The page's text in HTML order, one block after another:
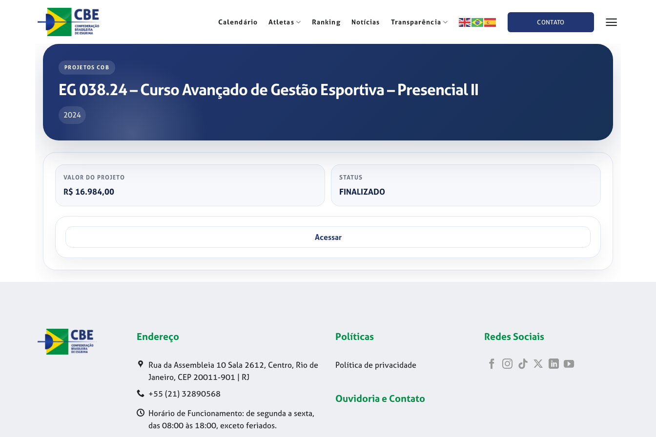
Calendário Atletas Ranking Notícias Transparência CONTATO
PROJETOS COB
EG 038.24 – Curso Avançado de Gestão Esportiva – Presencial II
2024
VALOR DO PROJETO
R$ 16.984,00
STATUS
FINALIZADO
Acessar
Endereço
Rua da Assembleia 10 Sala 2612, Centro, Rio de
Janeiro, CEP 20011-901 | RJ
+55 (21) 32890568
Horário de Funcionamento: de segunda a sexta,
das 08:00 às 18:00, exceto feriados.
Políticas
Política de privacidade
Ouvidoria e Contato
Redes Sociais